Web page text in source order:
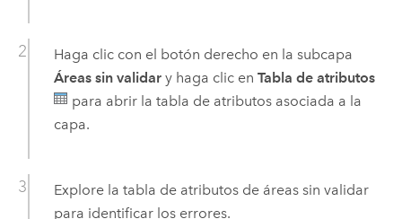
Haga clic con el botón derecho en la subcapa
Áreas sin validary haga clic en Tabla de atributos
para abrir la tabla de atributos asociada a la
capa.
Explore la tabla de atributos de áreas sin validar
para identificar los errores.